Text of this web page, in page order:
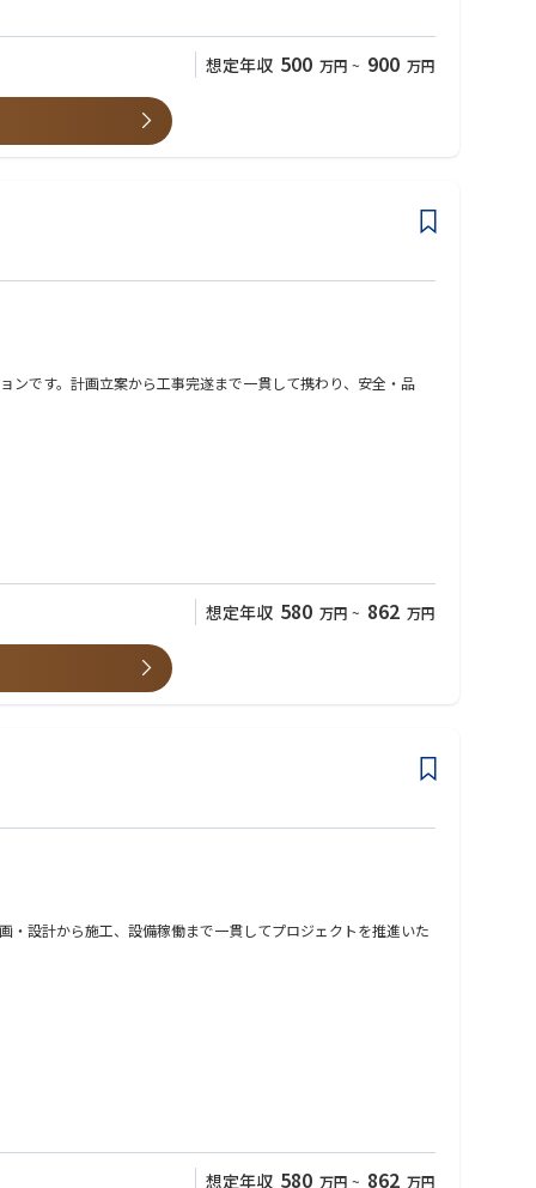
に捉え、SPR工法を中心とした最適な技術提案を通じて、社会
想定年収 500 万円 ~ 900 万円
ンです。計画立案から工事完遂まで一貫して携わり、安全・品
想定年収 580 万円 ~ 862 万円
設計から施工、設備稼働まで一貫してプロジェクトを推進いた
想定年収 580 万円 ~ 862 万円